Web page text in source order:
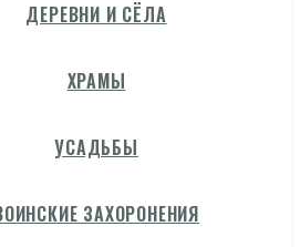
ДЕРЕВНИ И СЁЛА
ХРАМЫ
УСАДЬБЫ
ЗАХОРОНЕНИЯ